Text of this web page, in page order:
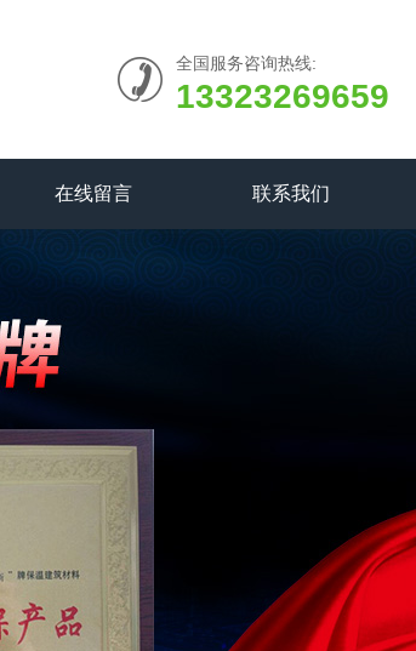
全国服务咨询热线:
13323269659
在线留言 联系我们